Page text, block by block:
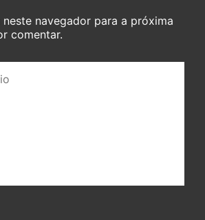
neste navegador para a próxima
comentar.